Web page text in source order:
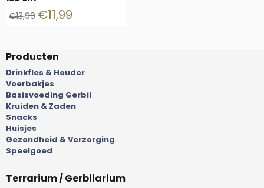
€13,99 €11,99
Producten
Drinkfles & Houder
Voerbakjes
Basisvoeding Gerbil
Kruiden & Zaden
Snacks
Huisjes
Gezondheid & Verzorging
Speelgoed
Terrarium / Gerbilarium